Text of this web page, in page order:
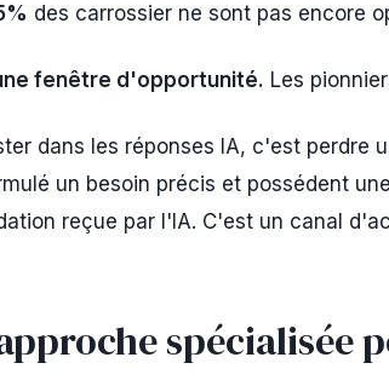
des carrossier ne sont pas encore
fenêtre d'opportunité. Les
dans les réponses IA, c'est perdre
un besoin précis et possédent
reçue par l'IA. C'est un canal
spécialisée